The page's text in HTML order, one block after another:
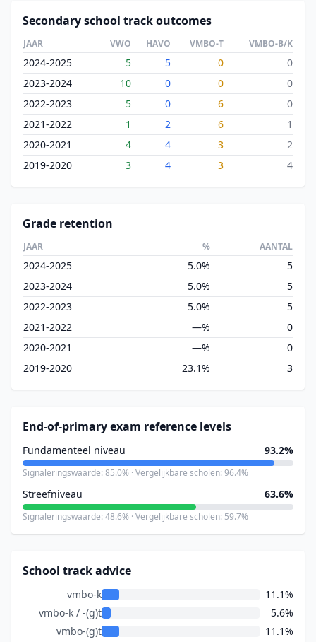
Secondary school track outcomes
JAAR VWO HAVO VMBO-T VMBO-B/K
2024-2025 5 5 0
0
2023-2024
10 0 0
0
2022-2023
5 0 6
0
2021-2022
1 2 6
1
2020-2021
4 4 3
2
2019-2020
3 4 3 4
Grade retention
JAAR % AANTAL
2024-2025 5.0%
5
2023-2024
5.0%
5
2022-2023
5.0%
5
2021-2022
—%
0
2020-2021
—%
0
2019-2020
23.1% 3
End-of-primary exam reference levels
Fundamenteel niveau 93.2%
Signaleringswaarde: 85.0% · Vergelijkbare scholen: 96.4%
Streefniveau 63.6%
Signaleringswaarde: 48.6% · Vergelijkbare scholen: 59.7%
School track advice
vmbo-k
11.1%
vmbo-k / -(g)t
5.6%
vmbo-(g)t
11.1%